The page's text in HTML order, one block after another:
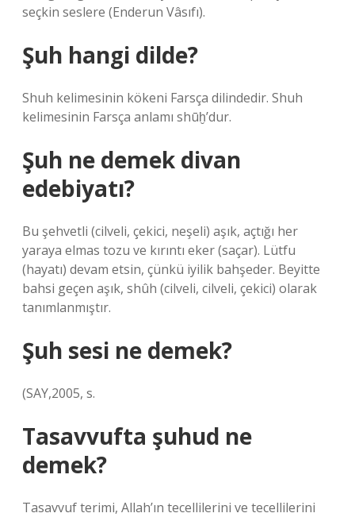
seçkin seslere (Enderun Vâsıfı).
Şuh hangi dilde?
Shuh kelimesinin kökeni Farsça dilindedir. Shuh
kelimesinin Farsça anlamı shūḫ’dur.
Şuh ne demek divan
edebiyatı?
Bu şehvetli (cilveli, çekici, neşeli) aşık, açtığı her
yaraya elmas tozu ve kırıntı eker (saçar). Lütfu
(hayatı) devam etsin, çünkü iyilik bahşeder. Beyitte
bahsi geçen aşık, shûh (cilveli, cilveli, çekici) olarak
tanımlanmıştır.
Şuh sesi ne demek?
(SAY,2005, s.
Tasavvufta şuhud ne
demek?
Tasavvuf terimi, Allah’ın tecellilerini ve tecellilerini